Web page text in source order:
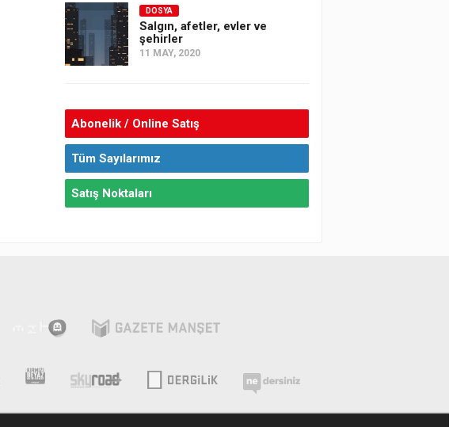
DOSYA
Salgın, afetler, evler ve
şehirler
11 MAY, 2020
Abonelik / Online Satış
Tüm Sayılarımız
Satış Noktaları